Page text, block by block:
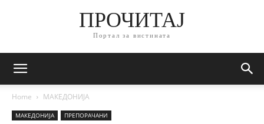
ПРОЧИТАЈ
Портал за вистината
Home МАКЕДОНИЈА
МАКЕДОНИЈА ПРЕПОРАЧАНИ